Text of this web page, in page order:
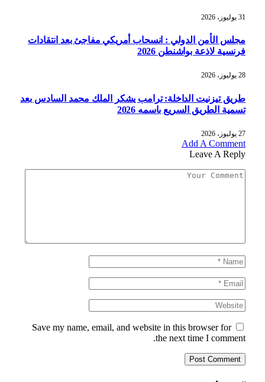
31 يوليوز، 2026
مجلس الأمن الدولي : انسحاب أمريكي مفاجئ بعد انتقادات
فرنسية لاذعة بواشنطن 2026
28 يوليوز، 2026
طريق تيزنيت الداخلة: ترامب يشكر الملك محمد السادس بعد
تسمية الطريق السريع باسمه 2026
27 يوليوز، 2026
Add A Comment
Leave A Reply
Save my name, email, and website in this browser for
the next time I comment.